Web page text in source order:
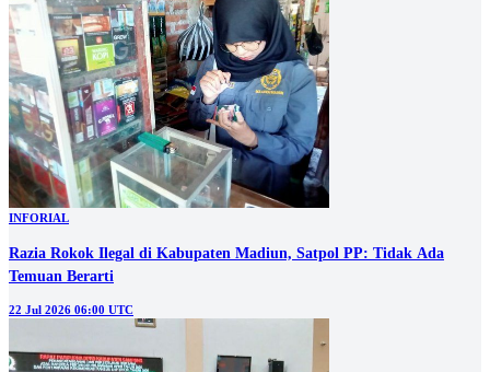
INFORIAL
Razia Rokok Ilegal di Kabupaten Madiun, Satpol PP: Tidak Ada
Temuan Berarti
22 Jul 2026 06:00 UTC